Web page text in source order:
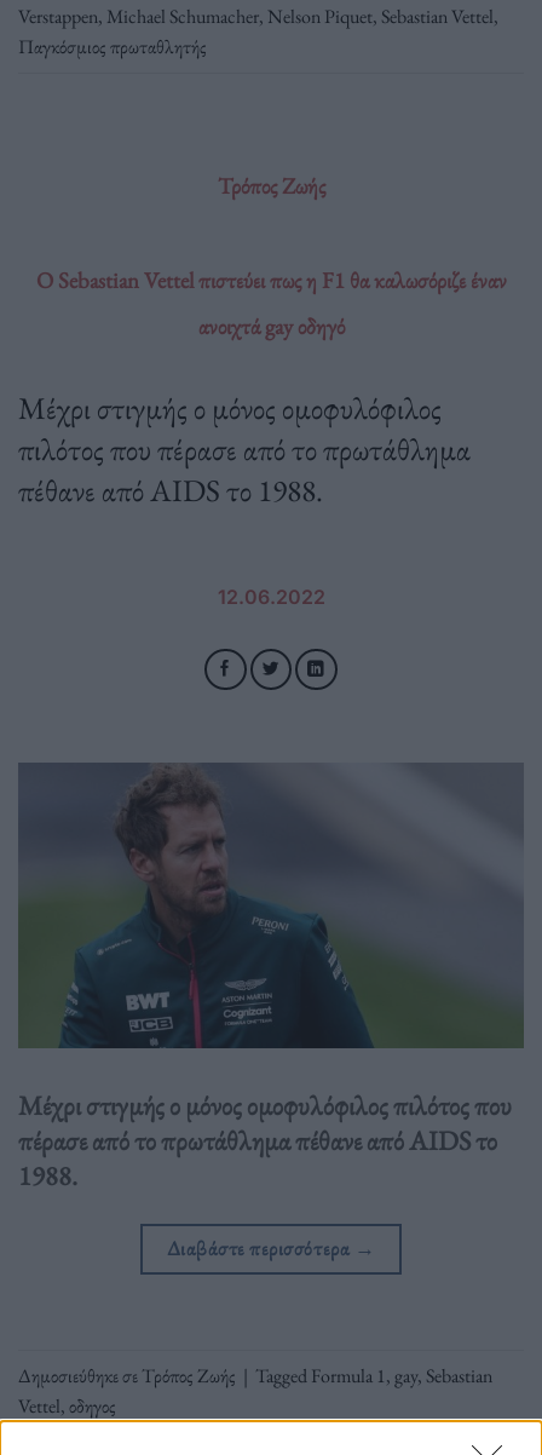
Verstappen, Michael Schumacher, Nelson Piquet, Sebastian Vettel,
Παγκόσμιος πρωταθλητής
Τρόπος Ζωής
O Sebastian Vettel πιστεύει πως η F1 θα καλωσόριζε έναν
ανοιχτά gay οδηγό
Μέχρι στιγμής ο μόνος ομοφυλόφιλος
πιλότος που πέρασε από το πρωτάθλημα
πέθανε από AIDS το 1988.
12.06.2022
Μέχρι στιγμής ο μόνος ομοφυλόφιλος πιλότος που
πέρασε από το πρωτάθλημα πέθανε από AIDS το
1988.
Διαβάστε περισσότερα →
Δημοσιεύθηκε σεΤρόπος Ζωής | TaggedFormula 1, gay, Sebastian
Vettel,οδηγος